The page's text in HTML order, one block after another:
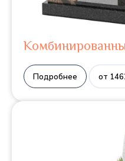
Подробнее от